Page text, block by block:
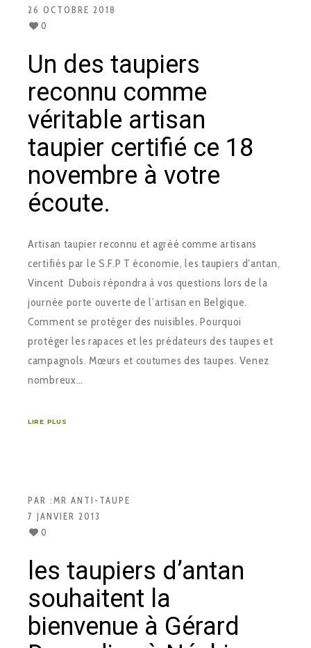
26 OCTOBRE 2018
0
Un des taupiers
reconnu comme
véritable artisan
taupier certifié ce 18
novembre à votre
écoute.
Artisan taupier reconnu et agréé comme artisans
certifiés par le S.F.P T économie, les taupiers d’antan,
Vincent Dubois répondra à vos questions lors de la
journée porte ouverte de l’artisan en Belgique.
Comment se protéger des nuisibles. Pourquoi
protéger les rapaces et les prédateurs des taupes et
campagnols. Mœurs et coutumes des taupes. Venez
nombreux…
LIRE PLUS
PAR :MR ANTI-TAUPE
7 JANVIER 2013
0
les taupiers d’antan
souhaitent la
bienvenue à Gérard